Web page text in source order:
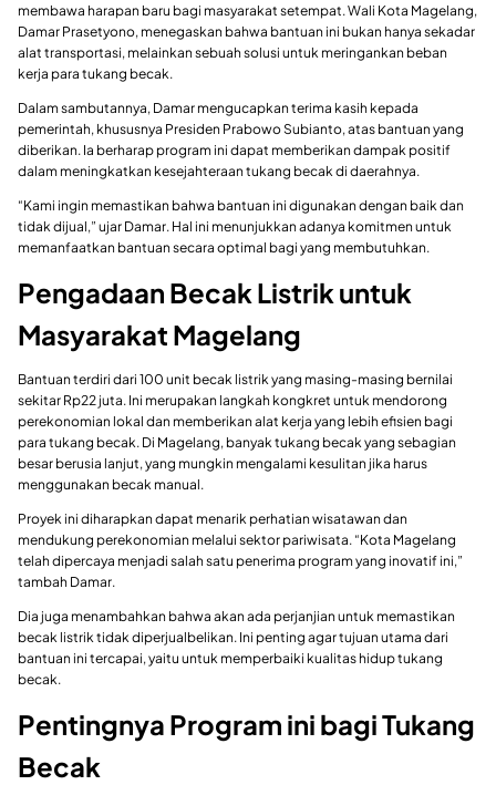
membawa harapan baru bagi masyarakat setempat. Wali Kota Magelang,
Damar Prasetyono, menegaskan bahwa bantuan ini bukan hanya sekadar
alat transportasi, melainkan sebuah solusi untuk meringankan beban
kerja para tukang becak.
Dalam sambutannya, Damar mengucapkan terima kasih kepada
pemerintah, khususnya Presiden Prabowo Subianto, atas bantuan yang
diberikan. Ia berharap program ini dapat memberikan dampak positif
dalam meningkatkan kesejahteraan tukang becak di daerahnya.
“Kami ingin memastikan bahwa bantuan ini digunakan dengan baik dan
tidak dijual,” ujar Damar. Hal ini menunjukkan adanya komitmen untuk
memanfaatkan bantuan secara optimal bagi yang membutuhkan.
Pengadaan Becak Listrik untuk
Masyarakat Magelang
Bantuan terdiri dari 100 unit becak listrik yang masing-masing bernilai
sekitar Rp22 juta. Ini merupakan langkah kongkret untuk mendorong
perekonomian lokal dan memberikan alat kerja yang lebih efisien bagi
para tukang becak. Di Magelang, banyak tukang becak yang sebagian
besar berusia lanjut, yang mungkin mengalami kesulitan jika harus
menggunakan becak manual.
Proyek ini diharapkan dapat menarik perhatian wisatawan dan
mendukung perekonomian melalui sektor pariwisata. “Kota Magelang
telah dipercaya menjadi salah satu penerima program yang inovatif ini,”
tambah Damar.
Dia juga menambahkan bahwa akan ada perjanjian untuk memastikan
becak listrik tidak diperjualbelikan. Ini penting agar tujuan utama dari
bantuan ini tercapai, yaitu untuk memperbaiki kualitas hidup tukang
becak.
Pentingnya Program ini bagi Tukang
Becak